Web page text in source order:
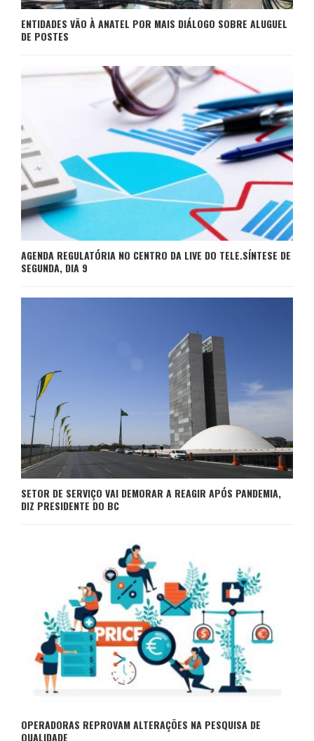
ENTIDADES VÃO À ANATEL POR MAIS DIÁLOGO SOBRE ALUGUEL
DE POSTES
AGENDA REGULATÓRIA NO CENTRO DA LIVE DO TELE.SÍNTESE DE
SEGUNDA, DIA 9
SETOR DE SERVIÇO VAI DEMORAR A REAGIR APÓS PANDEMIA,
DIZ PRESIDENTE DO BC
OPERADORAS REPROVAM ALTERAÇÕES NA PESQUISA DE
QUALIDADE